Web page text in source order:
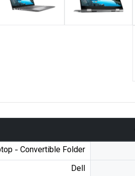
- Convertible Folder
Dell